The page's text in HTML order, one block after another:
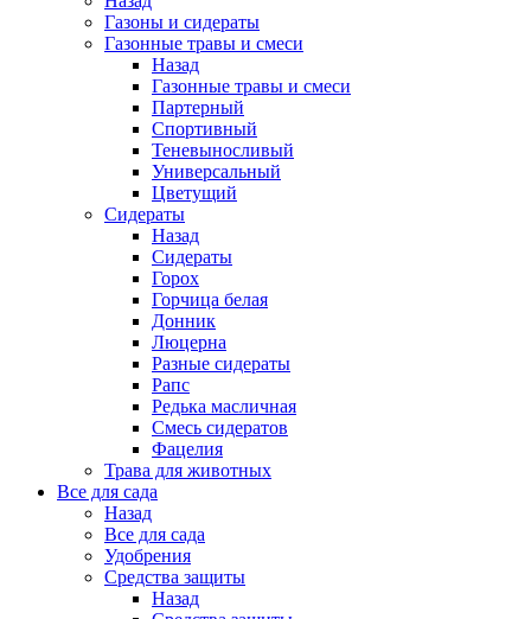
Газоны и сидераты
Газонные травы и смеси
Назад
Газонные травы и смеси
Партерный
Спортивный
Теневыносливый
Универсальный
Цветущий
Сидераты
Назад
Сидераты
Горох
Горчица белая
Донник
Люцерна
Разные сидераты
Рапс
Редька масличная
Смесь сидератов
Фацелия
Трава для животных
Все для сада
Назад
Все для сада
Удобрения
Средства защиты
Назад